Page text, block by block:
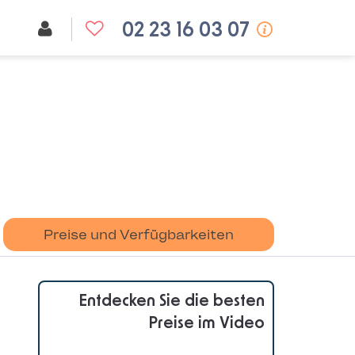
02 23 16 03 07
Preise und Verfügbarkeiten
Entdecken Sie die besten
Preise im Video